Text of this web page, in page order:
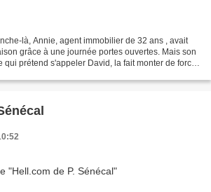
là, Annie, agent immobilier de 32 ans , avait
grâce à une journée portes ouvertes. Mais son
qui prétend s'appeler David, la fait monter de force